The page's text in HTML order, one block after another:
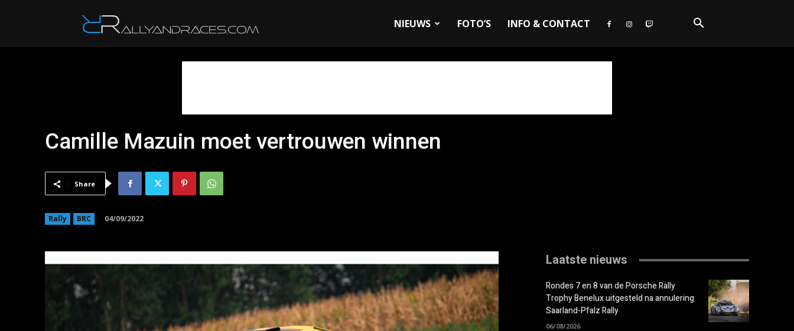
NIEUWS FOTO’S INFO & CONTACT
Camille Mazuin moet vertrouwen winnen
Share
Rally BRC 04/09/2022
Laatste nieuws
Rondes 7 en 8 van de Porsche Rally
Trophy Benelux uitgesteld na annulering
Saarland-Pfalz Rally
06/08/2026